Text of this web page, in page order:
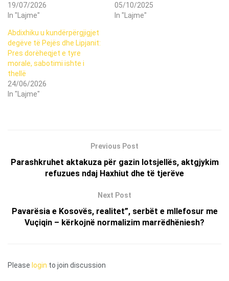
19/07/2026
In "Lajme"
05/10/2025
In "Lajme"
Abdixhiku u kundërpërgjigjet
degëve të Pejës dhe Lipjanit:
Pres dorëheqjet e tyre
morale, sabotimi ishte i
thellë
24/06/2026
In "Lajme"
Previous Post
Parashkruhet aktakuza për gazin lotsjellës, aktgjykim
refuzues ndaj Haxhiut dhe të tjerëve
Next Post
Pavarësia e Kosovës, realitet”, serbët e mllefosur me
Vuçiqin – kërkojnë normalizim marrëdhëniesh?
Please login to join discussion